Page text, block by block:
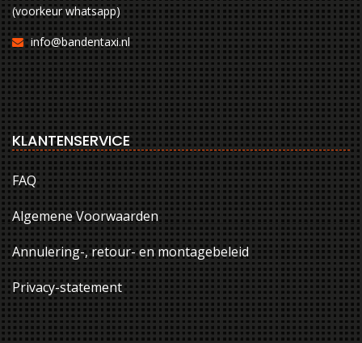
(voorkeur whatsapp)
info@bandentaxi.nl
KLANTENSERVICE
FAQ
Algemene Voorwaarden
Annulering-, retour- en montagebeleid
Privacy-statement